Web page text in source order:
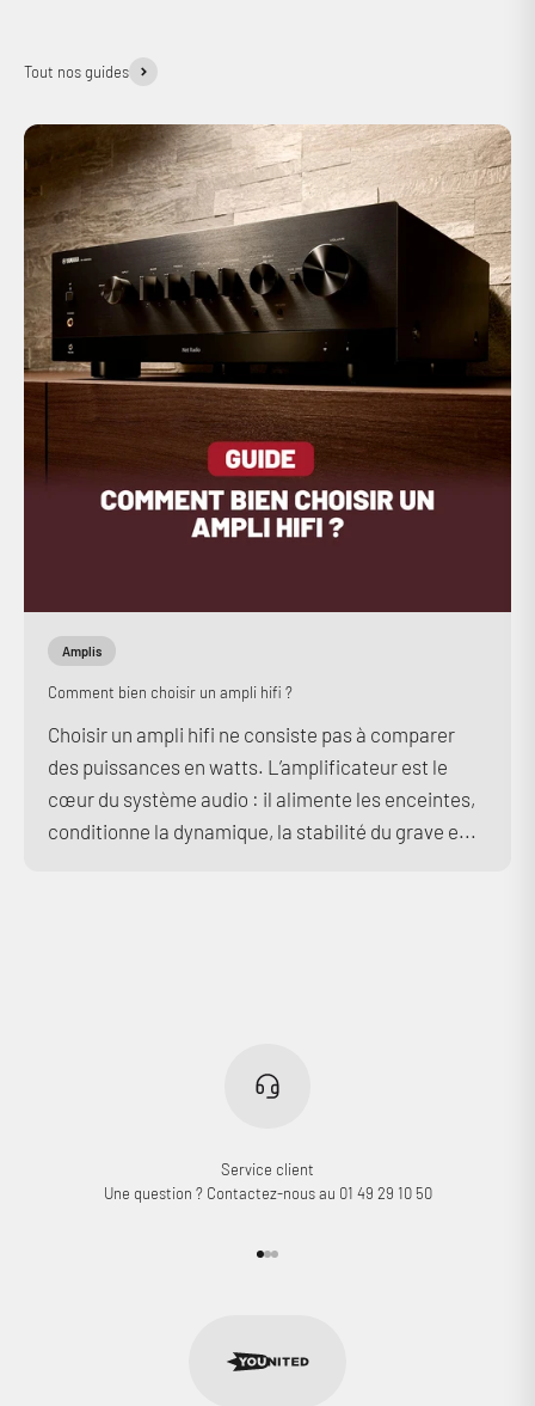
Tout nos guides
Amplis
Comment bien choisir un ampli hifi ?
Choisir un ampli hifi ne consiste pas à comparer
des puissances en watts. L’amplificateur est le
cœur du système audio : il alimente les enceintes,
conditionne la dynamique, la stabilité du grave e...
Service client
Une question ? Contactez-nous au 01 49 29 10 50
Aller à l'élément 1
Aller à l'élément 2
Aller à l'élément 3